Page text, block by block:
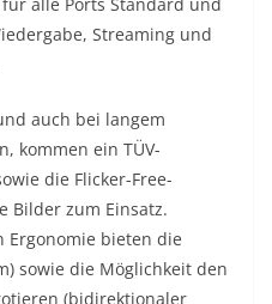
alle Ports Standard und
Streaming und
auch bei langem
kommen ein TÜV-
die Flicker-Free-
Bilder zum Einsatz.
Ergonomie bieten die
sowie die Möglichkeit den
(bidirektionaler